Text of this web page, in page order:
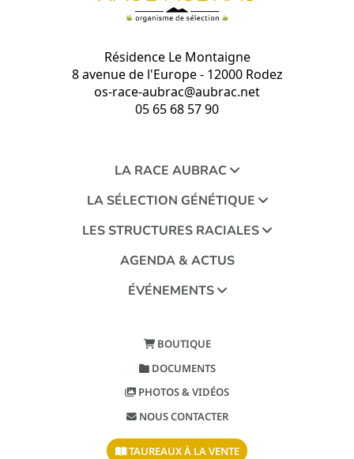
Résidence Le Montaigne
8 avenue de l'Europe - 12000 Rodez
os-race-aubrac@aubrac.net
05 65 68 57 90
LA RACE AUBRAC
LA SÉLECTION GÉNÉTIQUE
LES STRUCTURES RACIALES
AGENDA & ACTUS
ÉVÉNEMENTS
BOUTIQUE
DOCUMENTS
PHOTOS & VIDÉOS
NOUS CONTACTER
TAUREAUX À LA VENTE